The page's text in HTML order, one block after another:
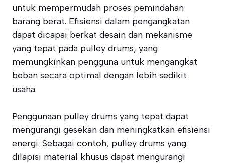
untuk mempermudah proses pemindahan
barang berat. Efisiensi dalam pengangkatan
dapat dicapai berkat desain dan mekanisme
yang tepat pada pulley drums, yang
memungkinkan pengguna untuk mengangkat
beban secara optimal dengan lebih sedikit
usaha.
Penggunaan pulley drums yang tepat dapat
mengurangi gesekan dan meningkatkan efisiensi
energi. Sebagai contoh, pulley drums yang
dilapisi material khusus dapat mengurangi